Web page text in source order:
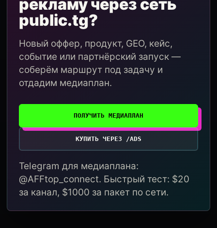
рекламу через сеть
public.tg?
Новый оффер, продукт, GEO, кейс,
событие или партнёрский запуск —
соберём маршрут под задачу и
отдадим медиаплан.
ПОЛУЧИТЬ МЕДИАПЛАН
КУПИТЬ ЧЕРЕЗ /ADS
Telegram для медиаплана:
@AFFtop_connect. Быстрый тест: $20
за канал, $1000 за пакет по сети.